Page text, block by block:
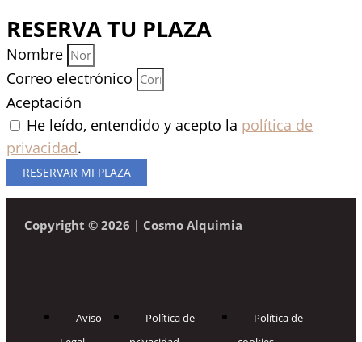
RESERVA TU PLAZA
Nombre
Correo electrónico
Aceptación
He leído, entendido y acepto la política de
privacidad.
RESERVAR MI PLAZA
Copyright © 2026 | Cosmo Alquimia
Aviso
Política de
Política de